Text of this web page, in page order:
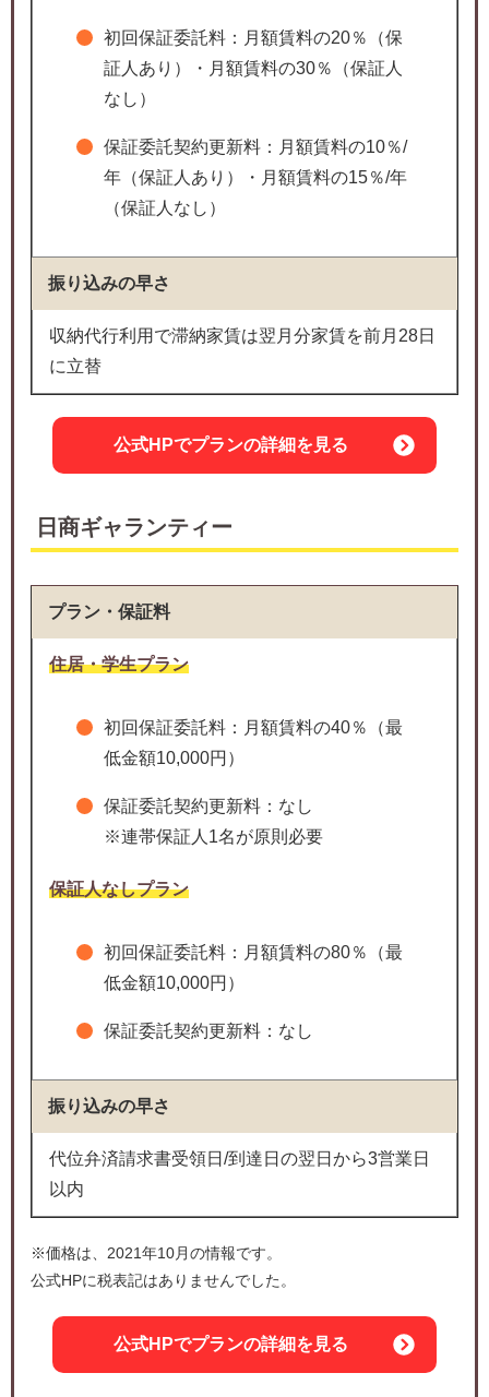
初回保証委託料：月額賃料の20％（保
証人あり）・月額賃料の30％（保証人
なし）
保証委託契約更新料：月額賃料の10％/
年（保証人あり）・月額賃料の15％/年
（保証人なし）
振り込みの早さ
収納代行利用で滞納家賃は翌月分家賃を前月28日
に立替
公式HPでプランの詳細を見る
日商ギャランティー
プラン・保証料
住居・学生プラン
初回保証委託料：月額賃料の40％（最
低金額10,000円）
保証委託契約更新料：なし
※連帯保証人1名が原則必要
保証人なしプラン
初回保証委託料：月額賃料の80％（最
低金額10,000円）
保証委託契約更新料：なし
振り込みの早さ
代位弁済請求書受領日/到達日の翌日から3営業日
以内
※価格は、2021年10月の情報です。
公式HPに税表記はありませんでした。
公式HPでプランの詳細を見る